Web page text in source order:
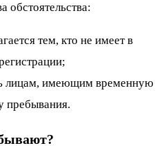
обстоятельства:
тем, кто не имеет в
лицам, имеющим временную
пребывания.